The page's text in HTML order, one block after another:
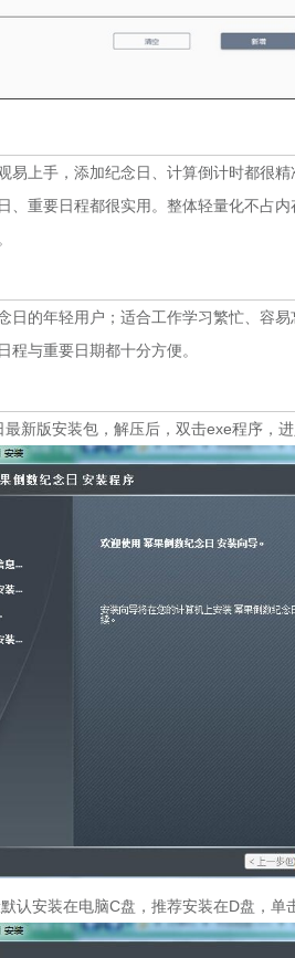
易上手，添加纪念日、计算倒计时都很
、重要日程都很实用。整体轻量化不占
日的年轻用户；适合工作学习繁忙、容
与重要日期都十分方便。
新版安装包，解压后，双击exe程序，
认安装在电脑C盘，推荐安装在D盘，单